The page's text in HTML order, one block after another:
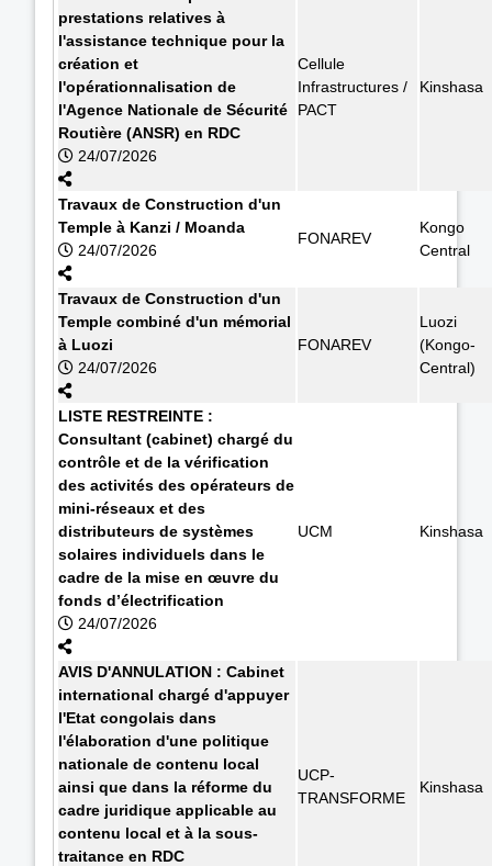
prestations relatives à
l'assistance technique pour la
création et
l'opérationnalisation de
l'Agence Nationale de Sécurité
Routière (ANSR) en RDC
24/07/2026
Cellule
Infrastructures /
PACT
Kinshasa
Travaux de Construction d'un
Temple à Kanzi / Moanda
24/07/2026
FONAREV
Kongo
Central
Travaux de Construction d'un
Temple combiné d'un mémorial
à Luozi
24/07/2026
FONAREV
Luozi
(Kongo-
Central)
LISTE RESTREINTE :
Consultant (cabinet) chargé du
contrôle et de la vérification
des activités des opérateurs de
mini-réseaux et des
distributeurs de systèmes
solaires individuels dans le
cadre de la mise en œuvre du
fonds d’électrification
24/07/2026
UCM Kinshasa
AVIS D'ANNULATION : Cabinet
international chargé d'appuyer
l'Etat congolais dans
l'élaboration d'une politique
nationale de contenu local
ainsi que dans la réforme du
cadre juridique applicable au
contenu local et à la sous-
traitance en RDC
UCP-
TRANSFORME
Kinshasa